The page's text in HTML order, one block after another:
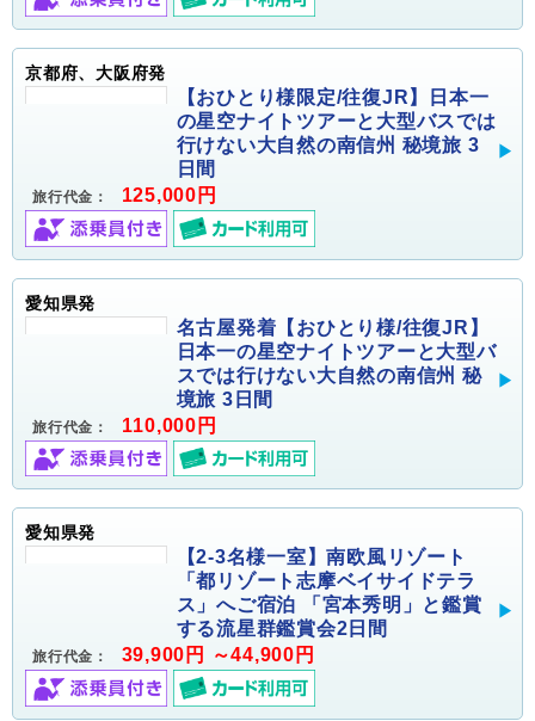
京都府、大阪府発
【おひとり様限定/往復JR】日本一
の星空ナイトツアーと大型バスでは
行けない大自然の南信州 秘境旅 3
日間
旅行代金： 125,000円
愛知県発
名古屋発着【おひとり様/往復JR】
日本一の星空ナイトツアーと大型バ
スでは行けない大自然の南信州 秘
境旅 3日間
旅行代金： 110,000円
愛知県発
【2-3名様一室】南欧風リゾート
「都リゾート志摩ベイサイドテラ
ス」へご宿泊 「宮本秀明」と鑑賞
する流星群鑑賞会2日間
旅行代金： 39,900円 ～44,900円